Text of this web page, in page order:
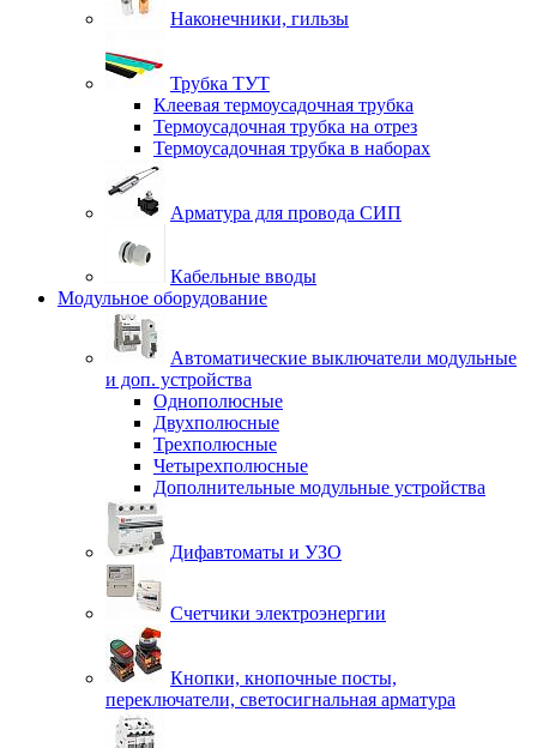
Наконечники, гильзы
Трубка ТУТ
Клеевая термоусадочная трубка
Термоусадочная трубка на отрез
Термоусадочная трубка в наборах
Арматура для провода СИП
Кабельные вводы
Модульное оборудование
Автоматические выключатели модульные
и доп. устройства
Однополюсные
Двухполюсные
Трехполюсные
Четырехполюсные
Дополнительные модульные устройства
Дифавтоматы и УЗО
Счетчики электроэнергии
Кнопки, кнопочные посты,
переключатели, светосигнальная арматура